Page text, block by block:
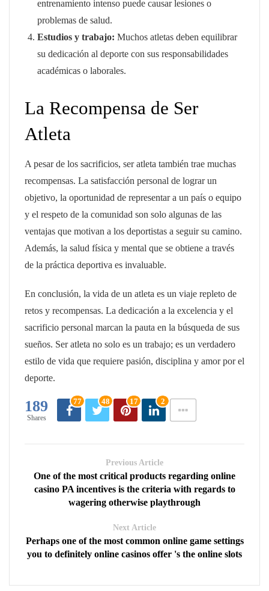
entrenamiento intenso puede causar lesiones o
problemas de salud.
Estudios y trabajo: Muchos atletas deben equilibrar
su dedicación al deporte con sus responsabilidades
académicas o laborales.
La Recompensa de Ser
Atleta
A pesar de los sacrificios, ser atleta también trae muchas
recompensas. La satisfacción personal de lograr un
objetivo, la oportunidad de representar a un país o equipo
y el respeto de la comunidad son solo algunas de las
ventajas que motivan a los deportistas a seguir su camino.
Además, la salud física y mental que se obtiene a través
de la práctica deportiva es invaluable.
En conclusión, la vida de un atleta es un viaje repleto de
retos y recompensas. La dedicación a la excelencia y el
sacrificio personal marcan la pauta en la búsqueda de sus
sueños. Ser atleta no solo es un trabajo; es un verdadero
estilo de vida que requiere pasión, disciplina y amor por el
deporte.
189
Shares
77 48 17 2
Previous Article
One of the most critical products regarding online
casino PA incentives is the criteria with regards to
wagering otherwise playthrough
Next Article
Perhaps one of the most common online game settings
you to definitely online casinos offer 's the online slots